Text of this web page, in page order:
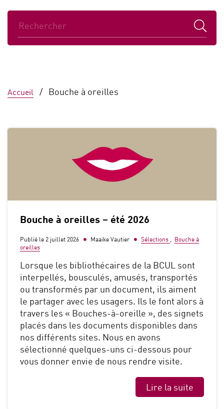
Nos collections
La vie à la BCUL
Accueil / Bouche à oreilles
Bouche à oreilles – été 2026
Publié le 2 juillet 2026 Maaike Vautier Sélections , Bouche à
oreilles
Lorsque les bibliothécaires de la BCUL sont
interpellés, bousculés, amusés, transportés
ou transformés par un document, ils aiment
le partager avec les usagers. Ils le font alors à
travers les « Bouches-à-oreille », des signets
placés dans les documents disponibles dans
nos différents sites. Nous en avons
sélectionné quelques-uns ci-dessous pour
vous donner envie de nous rendre visite.
Lire la suite